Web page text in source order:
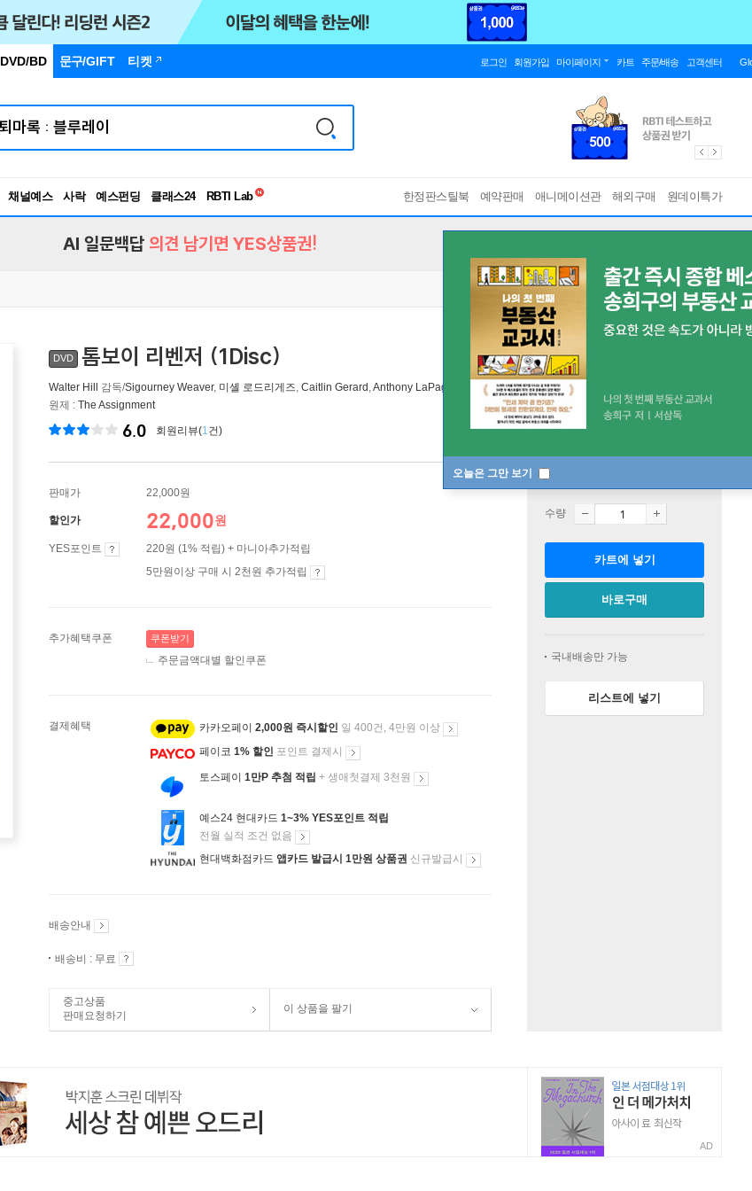
DVD/BD 문구/GIFT 티켓 로그인 회원가입 마이페이지 카트 주문/배송 고객센터
채널예스 사락 예스펀딩 클래스24
독서유형검사
한정판스틸북 예약판매 애니메이션관 해외구매 원데이특가
오늘은 그만 보기
AI 일문백답 의견 남기면 YES상품권!
DVD 톰보이 리벤저 (1Disc)
Walter Hill 감독/Sigourney Weaver, 미셸 로드리게즈, Caitlin Gerard ,Anthony LaPaglia 출연 아이엠비씨
2018년 05월 10일
원제 : The Assignment
6.0 회원리뷰(1건)
판매가 22,000원
할인가 22,000원
YES포인트
220원 (1% 적립) + 마니아추가적립
5만원이상 구매 시 2천원 추가적립
추가혜택쿠폰 쿠폰받기
주문금액대별 할인쿠폰
결제혜택 카카오페이 2,000원 즉시할인 일 400건, 4만원 이상
페이코 1% 할인 포인트 결제시
토스페이 1만P 추첨 적립 + 생애첫결제 3천원
예스24 현대카드 1~3% YES포인트 적립
전월 실적 조건 없음
현대백화점카드 앱카드 발급시 1만원 상품권 신규발급시
배송안내
배송비 : 무료
중고상품
판매요청하기
이 상품을 팔기
수량
카트에 넣기
바로구매
국내배송만 가능
리스트에 넣기
AD